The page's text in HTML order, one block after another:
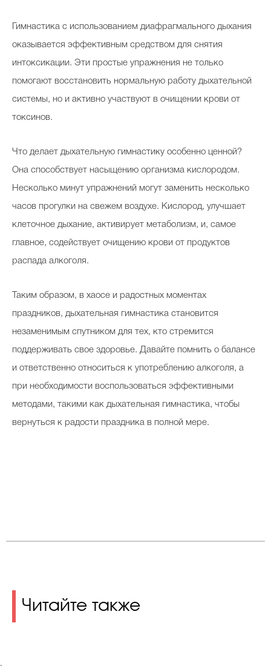
Гимнастика с использованием диафрагмального дыхания
оказывается эффективным средством для снятия
интоксикации. Эти простые упражнения не только
помогают восстановить нормальную работу дыхательной
системы, но и активно участвуют в очищении крови от
токсинов.
Что делает дыхательную гимнастику особенно ценной?
Она способствует насыщению организма кислородом.
Несколько минут упражнений могут заменить несколько
часов прогулки на свежем воздухе. Кислород, улучшает
клеточное дыхание, активирует метаболизм, и, самое
главное, содействует очищению крови от продуктов
распада алкоголя.
Таким образом, в хаосе и радостных моментах
праздников, дыхательная гимнастика становится
незаменимым спутником для тех, кто стремится
поддерживать свое здоровье. Давайте помнить о балансе
и ответственно относиться к употреблению алкоголя, а
при необходимости воспользоваться эффективными
методами, такими как дыхательная гимнастика, чтобы
вернуться к радости праздника в полной мере.
Читайте также
.